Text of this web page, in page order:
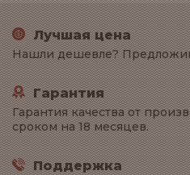
Лучшая цена
Нашли дешевле?
Гарантия
Гарантия качества от
сроком на 18 месяцев.
Поддержка